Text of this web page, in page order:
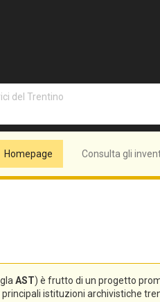
del Trentino
Homepage Consulta gli
AST) è frutto di un progetto
istituzioni archivistiche